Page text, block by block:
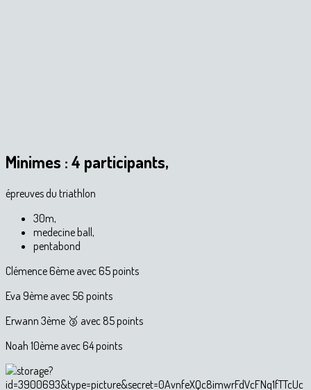
Minimes : 4 participants,
épreuves du triathlon
30m,
medecine ball,
pentabond
Clémence 6ème avec 65 points
Eva 9ème avec 56 points
Erwann 3ème 🥉 avec 85 points
Noah 10ème avec 64 points